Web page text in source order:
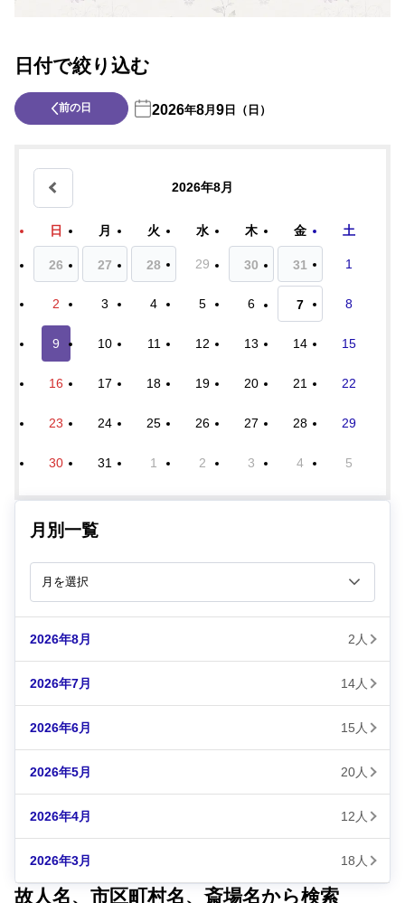
日付で絞り込む
前の日 2026年8月 9 日（日）
2026年8月
日 月 火 水 木 金 土
26 27 28 29 30 31 1
2 3 4 5 6 7 8
9 10 11 12 13 14 15
16 17 18 19 20 21 22
23 24 25 26 27 28 29
30 31 1 2 3 4 5
月別一覧
2026年8月 2人
2026年7月 14人
2026年6月 15人
2026年5月 20人
2026年4月 12人
2026年3月 18人
故人名、市区町村名、斎場名から検索